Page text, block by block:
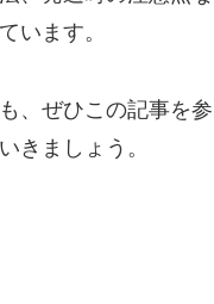
います。
、ぜひこの記事を参
きましょう。